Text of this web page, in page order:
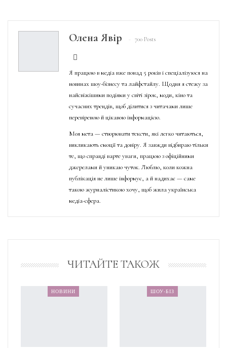
Олена Явір 700 Posts
Я працюю в медіа вже понад 5 років і спеціалізуюся на
новинах шоу-бізнесу та лайфстайлу. Щодня я стежу за
найсвіжішими подіями у світі зірок, моди, кіно та
сучасних трендів, щоб ділитися з читачами лише
перевіреною й цікавою інформацією.
Моя мета — створювати тексти, які легко читаються,
викликають емоції та довіру. Я завжди відбираю тільки
те, що справді варте уваги, працюю з офіційними
джерелами й уникаю чуток. Люблю, коли кожна
публікація не лише інформує, а й надихає — саме
такою журналістикою хочу, щоб жила українська
медіа-сфера.
ЧИТАЙТЕ ТАКОЖ
НОВИНИ ШОУ-БІЗ